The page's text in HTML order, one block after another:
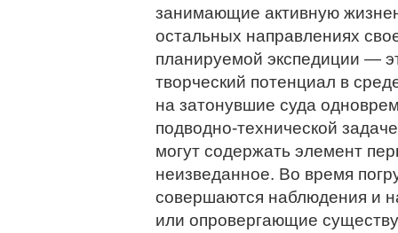
занимающие активную
остальных направлениях
планируемой экспедиции —
творческий потенциал в
на затонувшие суда
подводно-технической
могут содержать элемент
неизведанное. Во время
совершаются наблюдения и
или опровергающие